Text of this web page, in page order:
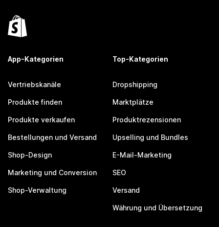
App-Kategorien
Vertriebskanäle
Produkte finden
Produkte verkaufen
Bestellungen und Versand
Shop-Design
Marketing und Conversion
Shop-Verwaltung
Top-Kategorien
Dropshipping
Marktplätze
Produktrezensionen
Upselling und Bundles
E-Mail-Marketing
SEO
Versand
Währung und Übersetzung